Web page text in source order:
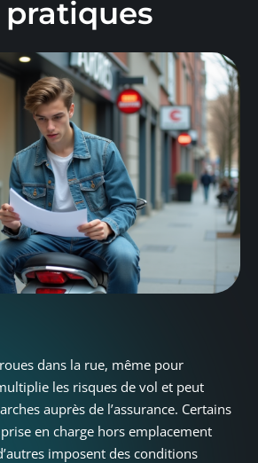
dans la rue, même pour
les risques de vol et peut
auprès de l’assurance. Certains
en charge hors emplacement
imposent des conditions